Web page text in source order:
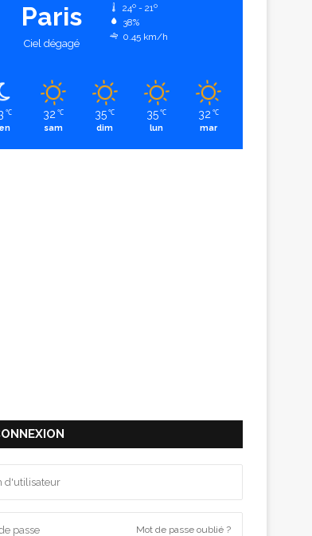
Paris
Ciel dégagé
24º - 21º
38%
0.45 km/h
℃ 32 ℃
sam
35 ℃
dim
35 ℃
lun
32 ℃
mar
Mot de passe oublié ?